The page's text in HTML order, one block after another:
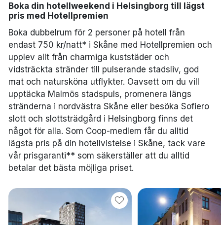
Boka din hotellweekend i Helsingborg till lägst
pris med Hotellpremien
Boka dubbelrum för 2 personer på hotell från
endast 750 kr/natt* i Skåne med Hotellpremien och
upplev allt från charmiga kuststäder och
vidsträckta stränder till pulserande stadsliv, god
mat och natursköna utflykter. Oavsett om du vill
upptäcka Malmös stadspuls, promenera längs
stränderna i nordvästra Skåne eller besöka Sofiero
slott och slottsträdgård i Helsingborg finns det
något för alla. Som Coop-medlem får du alltid
lägsta pris på din hotellvistelse i Skåne, tack vare
vår prisgaranti** som säkerställer att du alltid
betalar det bästa möjliga priset.